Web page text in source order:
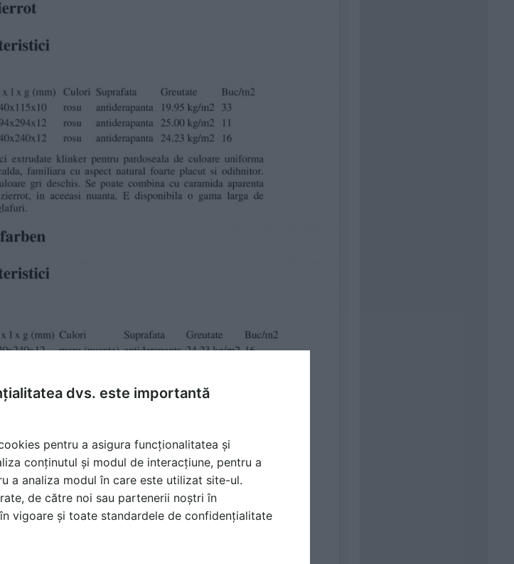
dvs. este importantă
pentru a asigura funcționalitatea și
conținutul și modul de interacțiune, pentru a
a analiza modul în care este utilizat site-ul.
de către noi sau partenerii noștri în
vigoare și toate standardele de confidențialitate